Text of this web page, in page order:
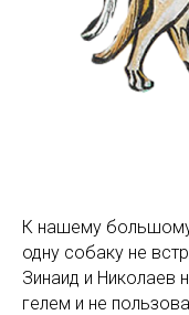
К нашему
одну собаку не
Зинаид и
гелем и не